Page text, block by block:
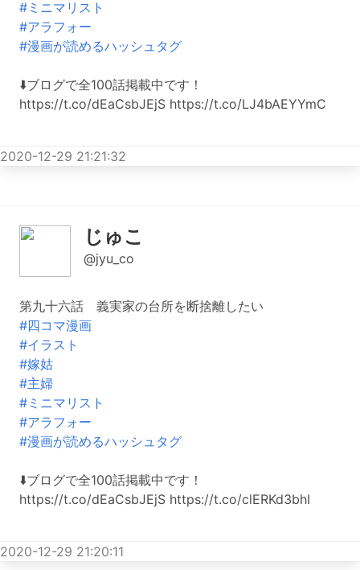
#ミニマリスト
#アラフォー
#漫画が読めるハッシュタグ
⬇️ブログで全100話掲載中です！
https://t.co/dEaCsbJEjS https://t.co/LJ4bAEYYmC
2020-12-29 21:21:32
じゅこ
@jyu_co
第九十六話 義実家の台所を断捨離したい
#四コマ漫画
#イラスト
#嫁姑
#主婦
#ミニマリスト
#アラフォー
#漫画が読めるハッシュタグ
⬇️ブログで全100話掲載中です！
https://t.co/dEaCsbJEjS https://t.co/clERKd3bhI
2020-12-29 21:20:11